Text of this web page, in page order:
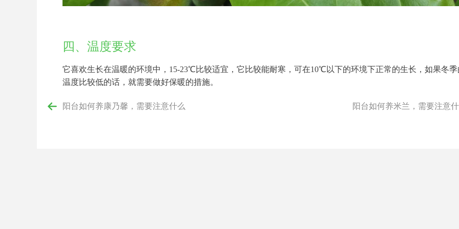
四、温度要求
它喜欢生长在温暖的环境中，15-23℃比较适宜，它比较能耐寒，可在10℃以下的环境下正常的生长，如果冬季
温度比较低的话，就需要做好保暖的措施。
阳台如何养康乃馨，需要注意什么 阳台如何养米兰，需要注意